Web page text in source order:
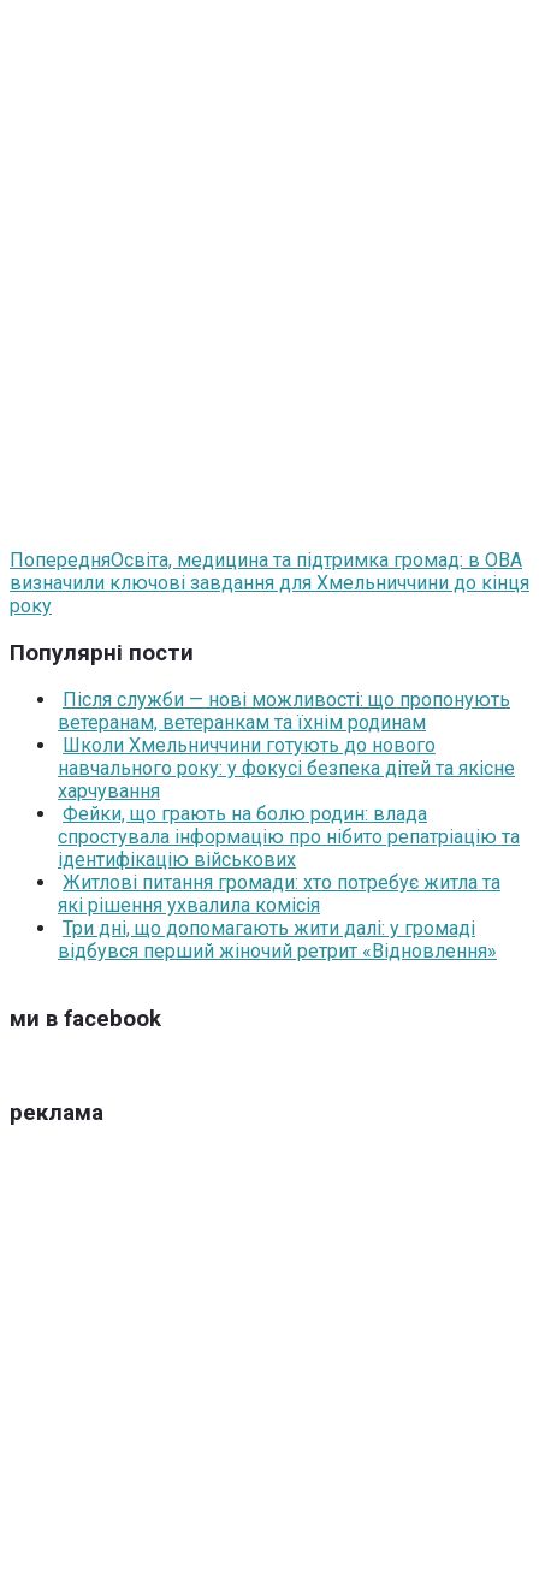
ПопередняОсвіта, медицина та підтримка громад: в ОВА
визначили ключові завдання для Хмельниччини до кінця
року
Популярні пости
Після служби — нові можливості: що пропонують
ветеранам, ветеранкам та їхнім родинам
Школи Хмельниччини готують до нового
навчального року: у фокусі безпека дітей та якісне
харчування
Фейки, що грають на болю родин: влада
спростувала інформацію про нібито репатріацію та
ідентифікацію військових
Житлові питання громади: хто потребує житла та
які рішення ухвалила комісія
Три дні, що допомагають жити далі: у громаді
відбувся перший жіночий ретрит «Відновлення»
ми в facebook
реклама